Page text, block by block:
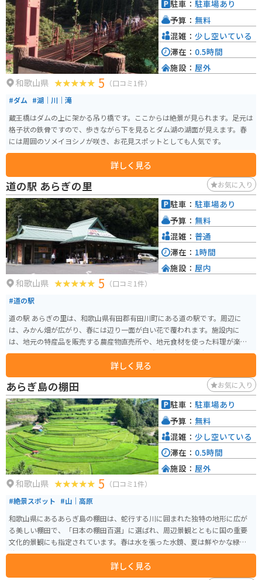
和歌山県 5 （口コミ1件）
#ダム #湖｜川｜滝
蔵王橋はダムの上に架かる吊り橋です。ここからは絶景が見られます。足元は
格子状の鉄骨ですので、歩きながら下を見るとダム湖の湖面が見えます。春
には周囲のソメイヨシノが咲き、お花見スポットとしても人気です。
詳しく見る
駐車： 駐車場あり
予算： 無料
混雑： 少し空いている
滞在： 0.5時間
施設： 屋外
道の駅 あらぎの里 お気に入り
和歌山県 5 （口コミ1件）
#道の駅
道の駅 あらぎの里は、和歌山県有田郡有田川町にある道の駅です。周辺に
は、みかん畑が広がり、春には辺り一面が白い花で覆われます。施設内に
は、地元の特産品を販売する農産物直売所や、地元食材を使った料理が楽し
めるレストランがあります。 バイクで訪れる際は、駐車場も広く停めやすい
ので安心です。また、道の駅 あらぎの里は、周辺の観光スポットへのアクセ
スも良好です。車で約10分の場所には、国の重要文化財に指定されている旧
吉備町の町並みが残る、歴史的な観光スポット「旧吉備街道」があります。
また、車で約15分の場所には、約300本のソメイヨシノが咲き誇る「あらぎ
島」があり、春には多くの人で賑わいます。 道の駅 あらぎの里は、地元の特
産品やグルメ、そして周辺の観光スポットを楽しむことができる、魅力的な
スポットです。
詳しく見る
駐車： 駐車場あり
予算： 無料
混雑： 普通
滞在： 1時間
施設： 屋内
あらぎ島の棚田 お気に入り
和歌山県 5 （口コミ1件）
#絶景スポット #山｜高原
和歌山県にあるあらぎ島の棚田は、蛇行する川に囲まれた独特の地形に広が
る美しい棚田で、「日本の棚田百選」に選ばれ、周辺景観とともに国の重要
文化的景観にも指定されています。春は水を張った水鏡、夏は鮮やかな緑、
秋は黄金色に輝く稲穂、冬は雪景色と、四季ごとに異なる表情を楽しめるの
が魅力です。高台の展望所から見下ろす景色は特に美しく、写真スポットと
しても人気があります。 近くの道の駅では地元の特産品や食事も楽しめ、観
詳しく見る
駐車： 駐車場あり
予算： 無料
混雑： 少し空いている
滞在： 0.5時間
施設： 屋外